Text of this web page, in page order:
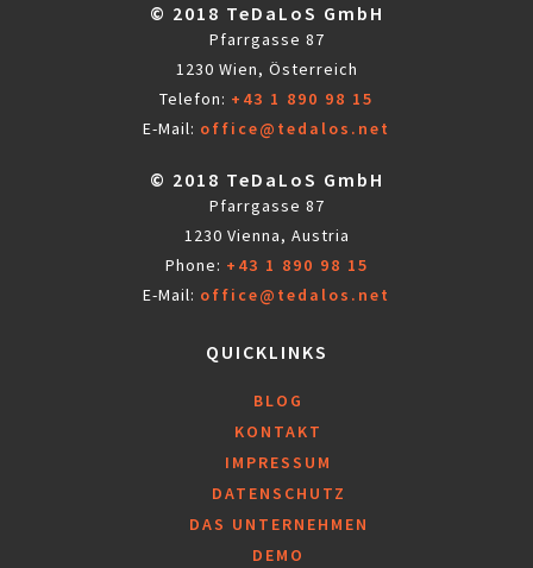
© 2018 TeDaLoS GmbH
Pfarrgasse 87
1230 Wien, Österreich
Telefon: +43 1 890 98 15
E-Mail: office@tedalos.net
© 2018 TeDaLoS GmbH
Pfarrgasse 87
1230 Vienna, Austria
Phone: +43 1 890 98 15
E-Mail: office@tedalos.net
QUICKLINKS
BLOG
KONTAKT
IMPRESSUM
DATENSCHUTZ
DAS UNTERNEHMEN
DEMO